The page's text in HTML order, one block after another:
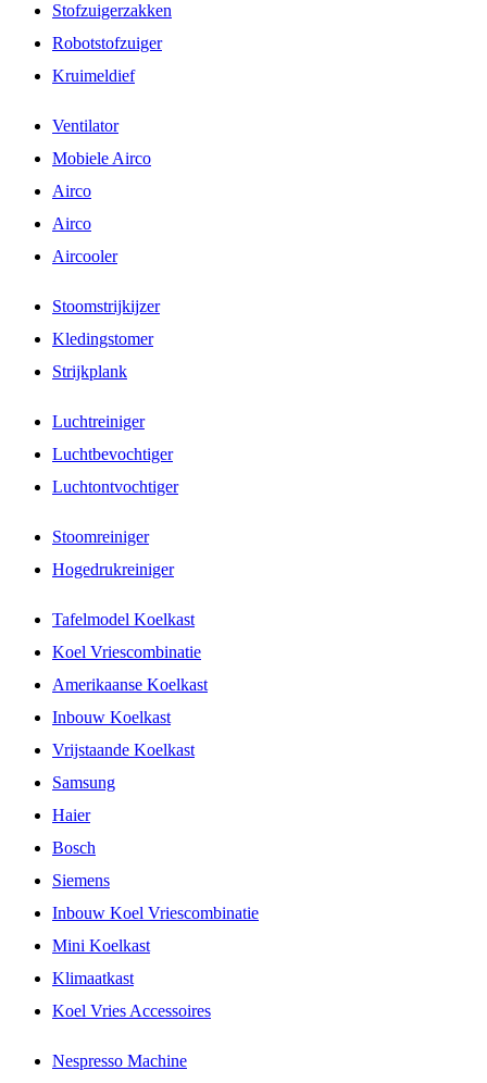
Stofzuigerzakken
Robotstofzuiger
Kruimeldief
Ventilator
Mobiele Airco
Airco
Airco
Aircooler
Stoomstrijkijzer
Kledingstomer
Strijkplank
Luchtreiniger
Luchtbevochtiger
Luchtontvochtiger
Stoomreiniger
Hogedrukreiniger
Tafelmodel Koelkast
Koel Vriescombinatie
Amerikaanse Koelkast
Inbouw Koelkast
Vrijstaande Koelkast
Samsung
Haier
Bosch
Siemens
Inbouw Koel Vriescombinatie
Mini Koelkast
Klimaatkast
Koel Vries Accessoires
Nespresso Machine